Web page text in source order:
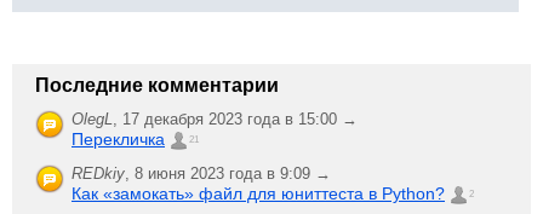
Последние комментарии
OlegL, 17 декабря 2023 года в 15:00 →
Перекличка 21
REDkiy, 8 июня 2023 года в 9:09 →
Как «замокать» файл для юниттеста в Python? 2